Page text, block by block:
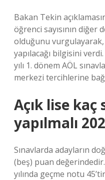
Bakan Tekin
öğrenci sayısının
olduğunu vurgulayarak,
yapılacağı bilgisini
yılı 1. dönem AÖL
merkezi tercihlerine
Açık lise
yapılmalı
Sınavlarda adayların
(beş) puan
yılında geçme notu